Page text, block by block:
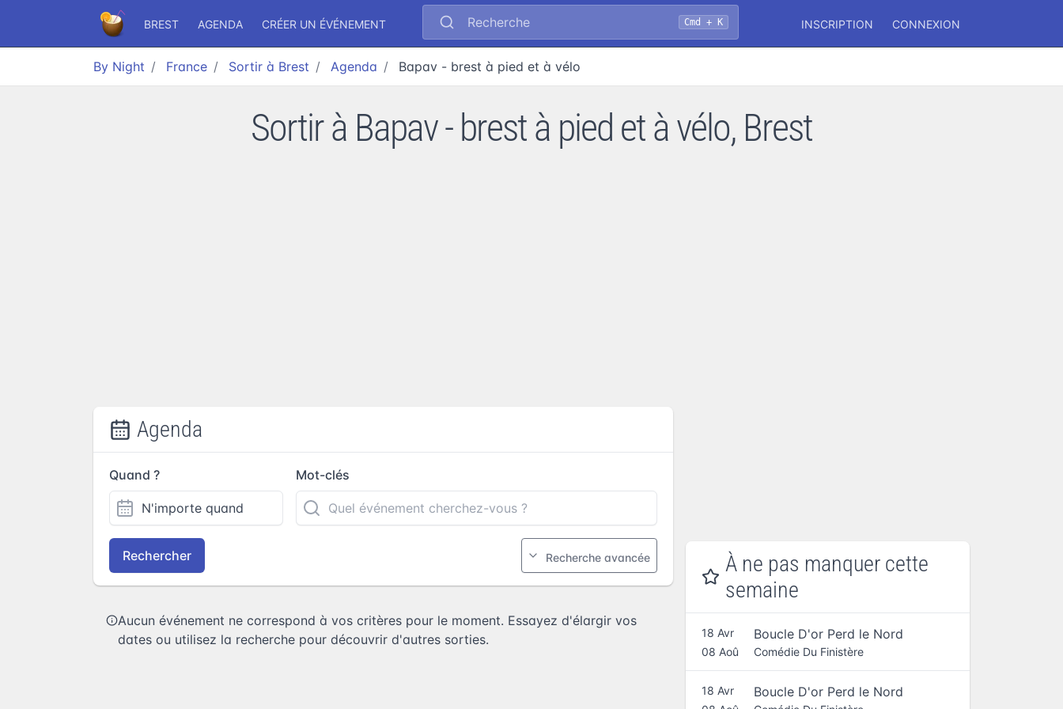
BREST AGENDA CRÉER UN ÉVÉNEMENT Recherche Cmd + K INSCRIPTION CONNEXION
By Night France Sortir à Brest Agenda Bapav - brest à pied et à vélo
Sortir à Bapav - brest à pied et à vélo, Brest
Agenda
Quand ? Mot-clés
Rechercher Recherche avancée
Aucun événement ne correspond à vos critères pour le moment. Essayez d'élargir vos
dates ou utilisez la recherche pour découvrir d'autres sorties.
À ne pas manquer cette
semaine
18 Avr
08 Aoû
Boucle D'or Perd le Nord
Comédie Du Finistère
18 Avr
Boucle D'or Perd le Nord